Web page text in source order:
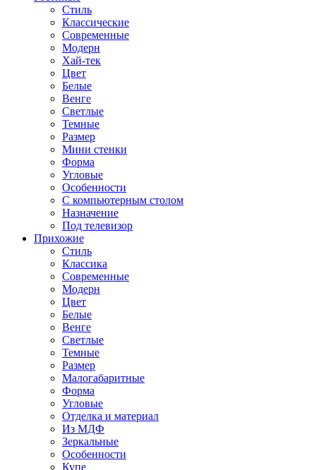
Стиль
Классические
Современные
Модерн
Хай-тек
Цвет
Белые
Венге
Светлые
Темные
Размер
Мини стенки
Форма
Угловые
Особенности
С компьютерным столом
Назначение
Под телевизор
Прихожие
Стиль
Классика
Современные
Модерн
Цвет
Белые
Венге
Светлые
Темные
Размер
Малогабаритные
Форма
Угловые
Отделка и материал
Из МДФ
Зеркальные
Особенности
Купе